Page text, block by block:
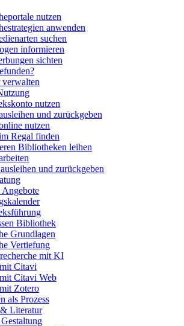
nutzen
anwenden
suchen
informieren
sichten
nutzen
und zurückgeben
nutzen
Regal finden
Bibliotheken leihen
und zurückgeben
Bibliothek
Grundlagen
Vertiefung
mit KI
Citavi
Citavi Web
Zotero
als Prozess
Literatur